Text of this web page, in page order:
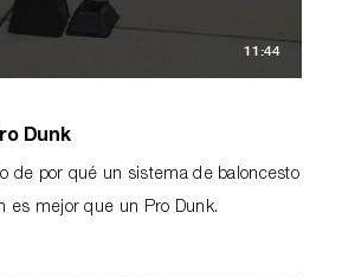
11:44
Dunk
de por qué un sistema de baloncesto
es mejor que un Pro Dunk.